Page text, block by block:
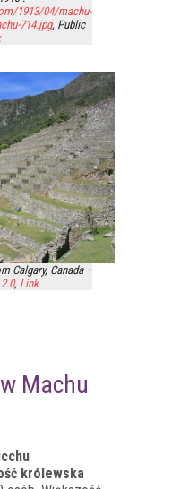
1913/04/machu-
714.jpg, Public
Calgary, Canada –
, Link
Machu
królewska